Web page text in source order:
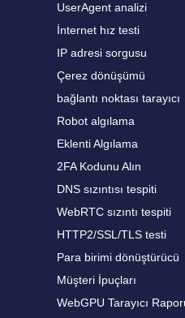
UserAgent analizi
İnternet hız testi
IP adresi sorgusu
Çerez dönüşümü
bağlantı noktası tarayıcı
Robot algılama
Eklenti Algılama
2FA Kodunu Alın
DNS sızıntısı tespiti
WebRTC sızıntı tespiti
HTTP2/SSL/TLS testi
Para birimi dönüştürücü
Müşteri İpuçları
WebGPU Tarayıcı